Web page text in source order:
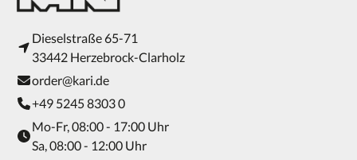
Dieselstraße 65-71
33442 Herzebrock-Clarholz
order@kari.de
+49 5245 8303 0
Mo-Fr, 08:00 - 17:00 Uhr
Sa, 08:00 - 12:00 Uhr